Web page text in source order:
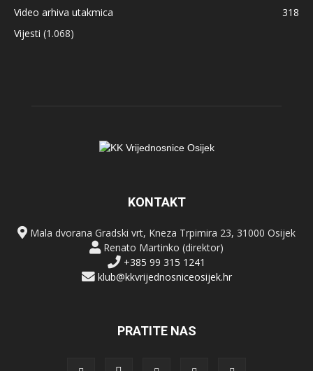
Video arhiva utakmica
318
Vijesti (1.068)
KONTAKT
Mala dvorana Gradski vrt, Kneza Trpimira 23, 31000 Osijek
Renato Martinko (direktor)
+385 99 315 1241
klub@kkvrijednosniceosijek.hr
PRATITE NAS